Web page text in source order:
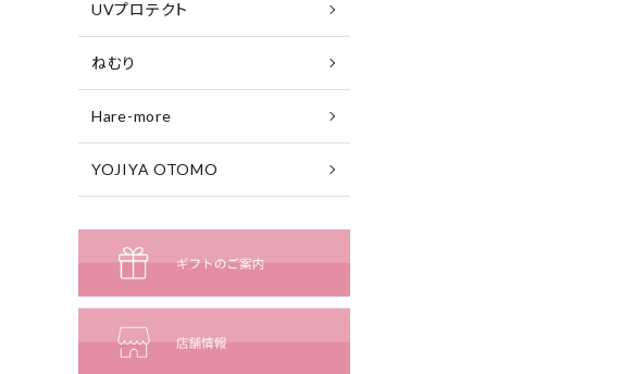
UVプロテクト
ねむり
Hare-more
YOJIYA OTOMO